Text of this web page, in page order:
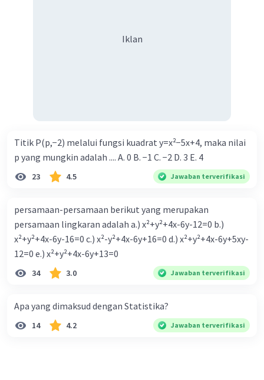
Iklan
Titik P(p,−2) melalui fungsi kuadrat y=x²−5x+4, maka nilai
p yang mungkin adalah .... A. 0 B. −1 C. −2 D. 3 E. 4
23 4.5 Jawaban terverifikasi
persamaan-persamaan berikut yang merupakan
persamaan lingkaran adalah a.) x²+y²+4x-6y-12=0 b.)
x²+y²+4x-6y-16=0 c.) x²-y²+4x-6y+16=0 d.) x²+y²+4x-6y+5xy-
12=0 e.) x²+y²+4x-6y+13=0
34 3.0 Jawaban terverifikasi
Apa yang dimaksud dengan Statistika?
14 4.2 Jawaban terverifikasi